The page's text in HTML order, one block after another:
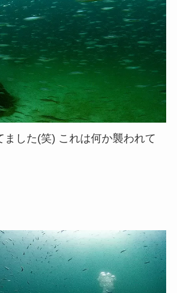
ました(笑) これは何か襲われて